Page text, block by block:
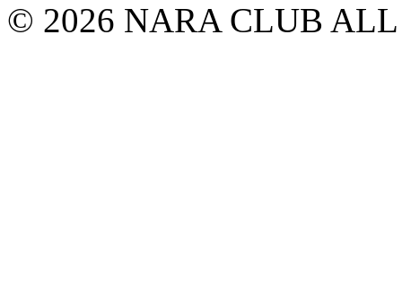
© 2026 NARA CLUB ALL